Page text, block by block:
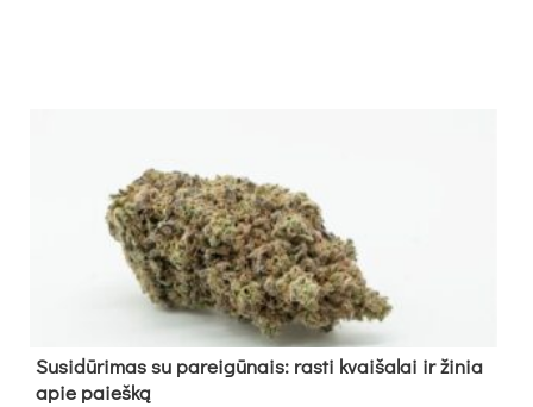
Su­si­dū­ri­mas su pa­rei­gū­nais: ras­ti kvai­ša­lai ir ži­nia
apie paieš­ką